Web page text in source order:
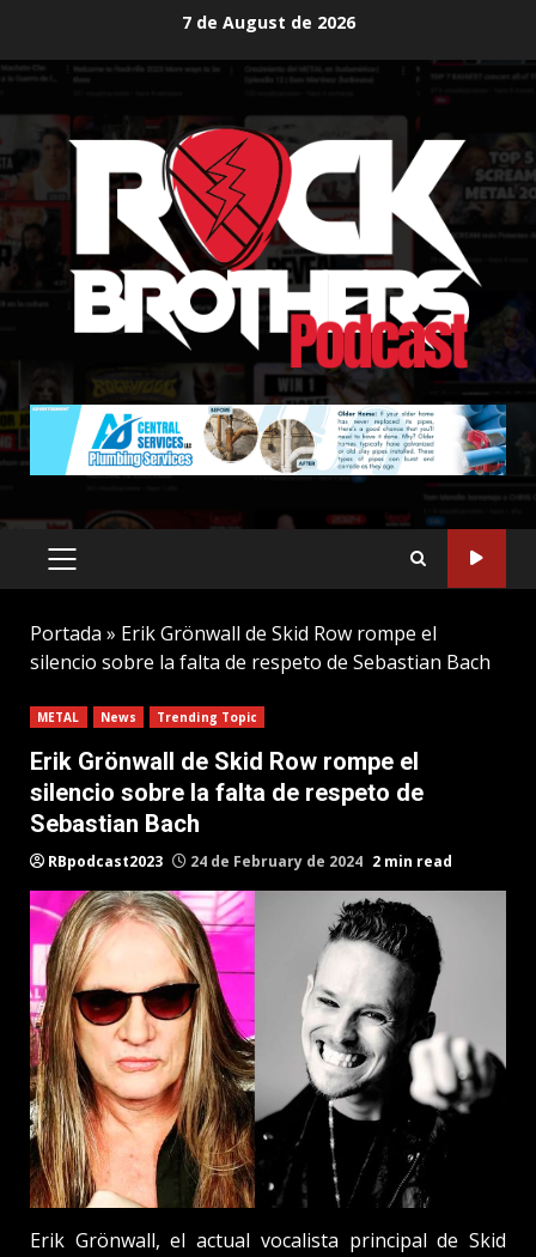
content
7 de August de 2026
PRIMARY
MENU
Portada » Erik Grönwall de Skid Row rompe el
silencio sobre la falta de respeto de Sebastian Bach
METAL News Trending Topic
Erik Grönwall de Skid Row rompe el
silencio sobre la falta de respeto de
Sebastian Bach
RBpodcast2023 24 de February de 2024 2 min read
Erik Grönwall, el actual vocalista principal de Skid